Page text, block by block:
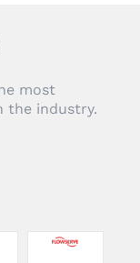
most
the industry.